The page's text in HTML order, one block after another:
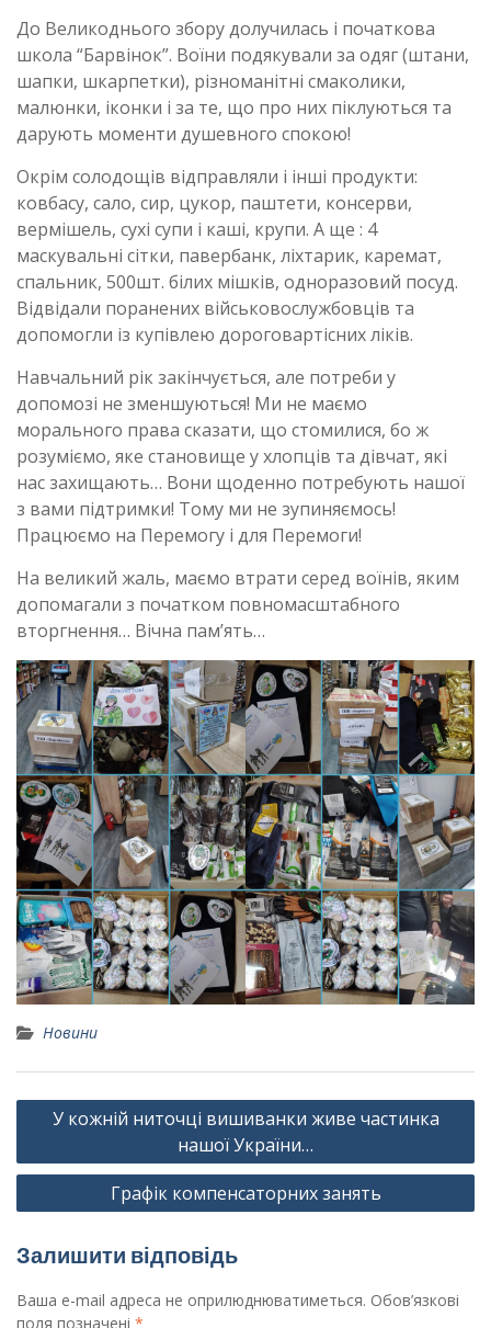
До Великоднього збору долучилась і початкова
школа “Барвінок”. Воїни подякували за одяг (штани,
шапки, шкарпетки), різноманітні смаколики,
малюнки, іконки і за те, що про них піклуються та
дарують моменти душевного спокою!
Окрім солодощів відправляли і інші продукти:
ковбасу, сало, сир, цукор, паштети, консерви,
вермішель, сухі супи і каші, крупи. А ще : 4
маскувальні сітки, павербанк, ліхтарик, каремат,
спальник, 500шт. білих мішків, одноразовий посуд.
Відвідали поранених військовослужбовців та
допомогли із купівлею дороговартісних ліків.
Навчальний рік закінчується, але потреби у
допомозі не зменшуються! Ми не маємо
морального права сказати, що стомилися, бо ж
розуміємо, яке становище у хлопців та дівчат, які
нас захищають… Вони щоденно потребують нашої
з вами підтримки! Тому ми не зупиняємось!
Працюємо на Перемогу і для Перемоги!
На великий жаль, маємо втрати серед воїнів, яким
допомагали з початком повномасштабного
вторгнення… Вічна пам’ять…
Новини
Навігація
У кожній ниточці вишиванки живе частинка
нашої України…
Графік компенсаторних занять
Залишити відповідь
Ваша e-mail адреса не оприлюднюватиметься. Обов’язкові
поля позначені *